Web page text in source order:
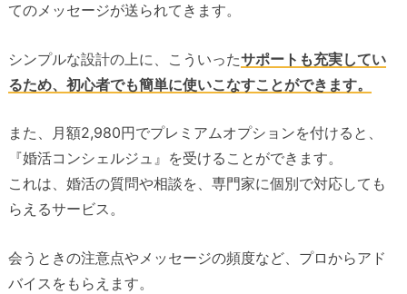
てのメッセージが送られてきます。
シンプルな設計の上に、こういったサポートも充実してい
るため、初心者でも簡単に使いこなすことができます。
また、月額2,980円でプレミアムオプションを付けると、
『婚活コンシェルジュ』を受けることができます。
これは、婚活の質問や相談を、専門家に個別で対応しても
らえるサービス。
会うときの注意点やメッセージの頻度など、プロからアド
バイスをもらえます。